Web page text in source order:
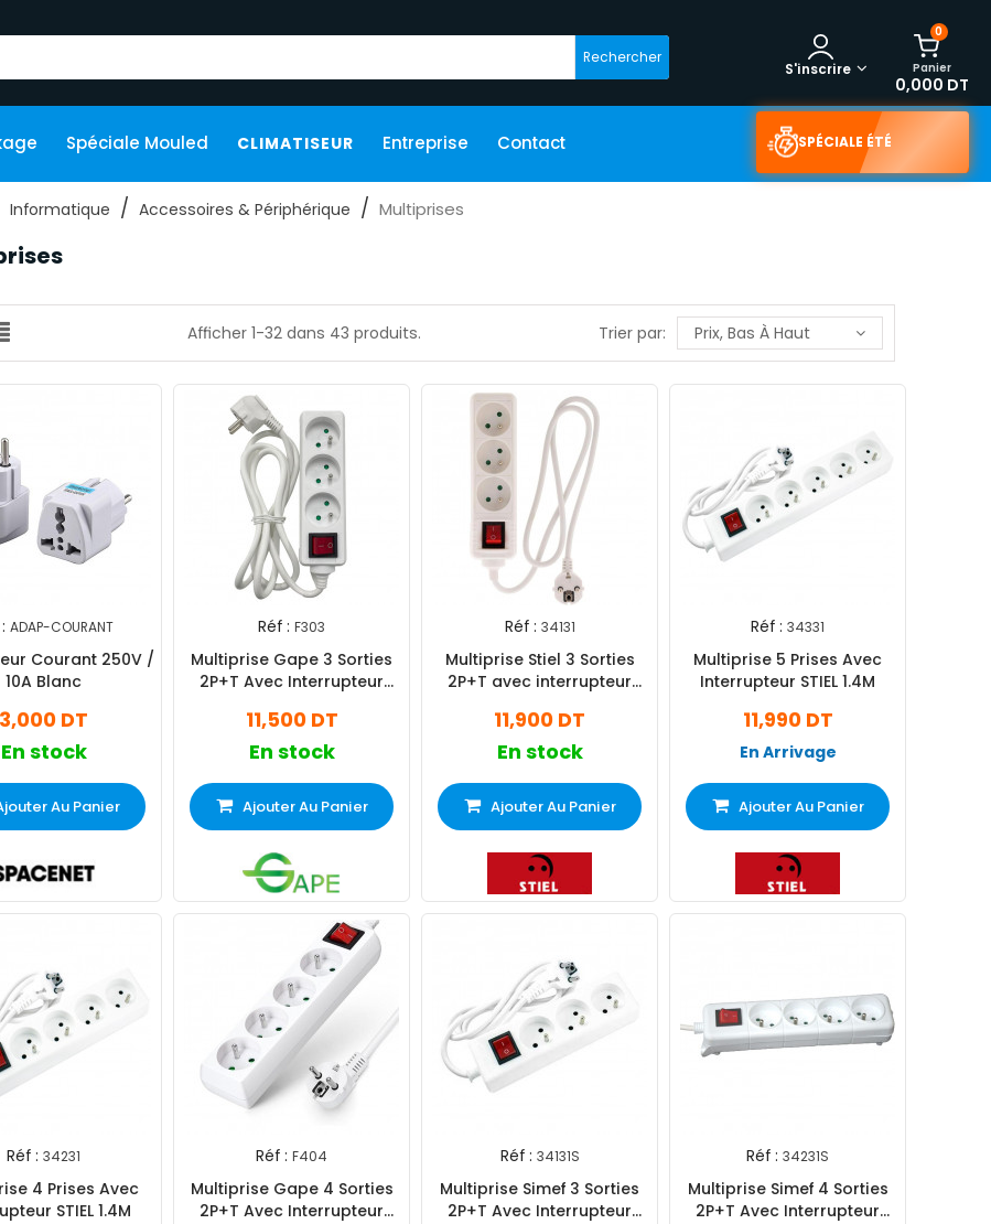
Rechercher
0
Panier
0,000 DT
S'inscrire
Spéciale Mouled CLIMATISEUR Entreprise Contact SPÉCIALE ÉTÉ
Informatique Accessoires & Périphérique Multiprises
Afficher 1-32 dans 43 produits. Trier par: Prix, Bas À Haut
ADAP-COURANT
Courant 250V /
10A Blanc
3,000 DT
En stock
Au Panier
Réf : F303
Multiprise Gape 3 Sorties
2P+T Avec Interrupteur
11,500 DT
En stock
Ajouter Au Panier
Réf : 34131
Multiprise Stiel 3 Sorties
2P+T avec interrupteur
11,900 DT
En stock
Ajouter Au Panier
Réf : 34331
Multiprise 5 Prises Avec
Interrupteur STIEL 1.4M
11,990 DT
En Arrivage
Ajouter Au Panier
Réf : 34231
4 Prises Avec
STIEL 1.4M
Réf : F404
Multiprise Gape 4 Sorties
2P+T Avec Interrupteur
Réf : 34131S
Multiprise Simef 3 Sorties
2P+T Avec Interrupteur
Réf : 34231S
Multiprise Simef 4 Sorties
2P+T Avec Interrupteur